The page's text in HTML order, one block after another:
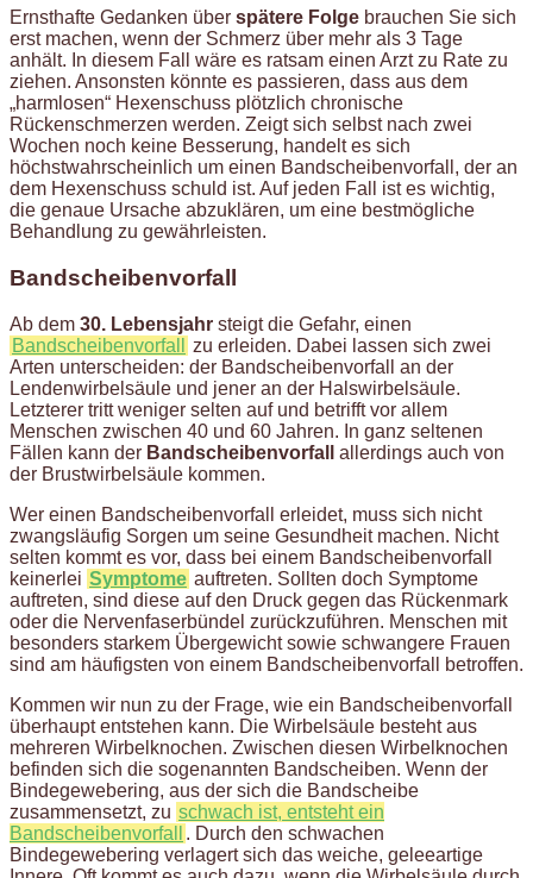
Ernsthafte Gedanken über spätere Folge brauchen Sie sich
erst machen, wenn der Schmerz über mehr als 3 Tage
anhält. In diesem Fall wäre es ratsam einen Arzt zu Rate zu
ziehen. Ansonsten könnte es passieren, dass aus dem
„harmlosen“ Hexenschuss plötzlich chronische
Rückenschmerzen werden. Zeigt sich selbst nach zwei
Wochen noch keine Besserung, handelt es sich
höchstwahrscheinlich um einen Bandscheibenvorfall, der an
dem Hexenschuss schuld ist. Auf jeden Fall ist es wichtig,
die genaue Ursache abzuklären, um eine bestmögliche
Behandlung zu gewährleisten.
Bandscheibenvorfall
Ab dem 30. Lebensjahr steigt die Gefahr, einen
Bandscheibenvorfall
zu erleiden. Dabei lassen sich zwei
Arten unterscheiden: der Bandscheibenvorfall an der
Lendenwirbelsäule und jener an der Halswirbelsäule.
Letzterer tritt weniger selten auf und betrifft vor allem
Menschen zwischen 40 und 60 Jahren. In ganz seltenen
Fällen kann der Bandscheibenvorfall
allerdings auch von
der Brustwirbelsäule kommen.
Wer einen Bandscheibenvorfall erleidet, muss sich nicht
zwangsläufig Sorgen um seine Gesundheit machen. Nicht
selten kommt es vor, dass bei einem Bandscheibenvorfall
keinerlei Symptome auftreten. Sollten doch Symptome
auftreten, sind diese auf den Druck gegen das Rückenmark
oder die Nervenfaserbündel zurückzuführen. Menschen mit
besonders starkem Übergewicht sowie schwangere Frauen
sind am häufigsten von einem Bandscheibenvorfall betroffen.
Kommen wir nun zu der Frage, wie ein Bandscheibenvorfall
überhaupt entstehen kann. Die Wirbelsäule besteht aus
mehreren Wirbelknochen. Zwischen diesen Wirbelknochen
befinden sich die sogenannten Bandscheiben. Wenn der
Bindegewebering, aus der sich die Bandscheibe
zusammensetzt, zu schwach ist, entsteht ein
Bandscheibenvorfall
. Durch den schwachen
Bindegewebering verlagert sich das weiche, geleeartige